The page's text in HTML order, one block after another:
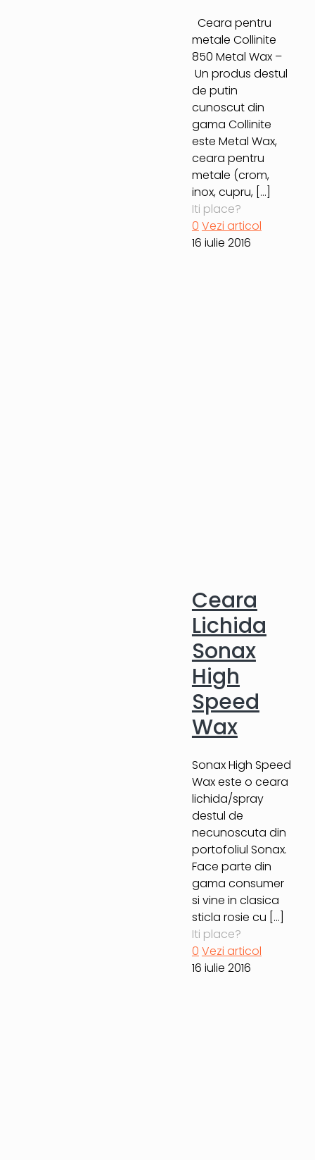
Ceara pentru
metale Collinite
850 Metal Wax –
Un produs destul
de putin
cunoscut din
gama Collinite
este Metal Wax,
ceara pentru
metale (crom,
inox, cupru,[…]
Iti place?
0 Vezi articol
16 iulie 2016
Ceara
Lichida
Sonax
High
Speed
Wax
Sonax High Speed
Wax este o ceara
lichida/spray
destul de
necunoscuta din
portofoliul Sonax.
Face parte din
gama consumer
si vine in clasica
sticla rosie cu […]
Iti place?
0 Vezi articol
16 iulie 2016